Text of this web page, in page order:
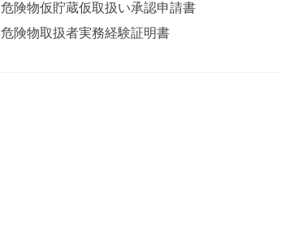
危険物仮貯蔵仮取扱い承認申請書
危険物取扱者実務経験証明書